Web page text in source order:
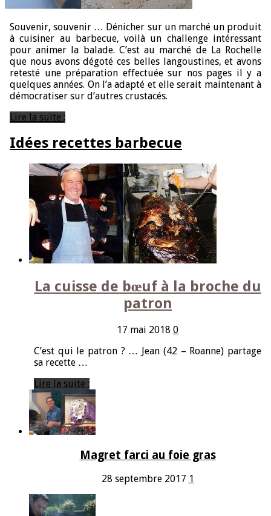
Souvenir, souvenir … Dénicher sur un marché un produit
à cuisiner au barbecue, voilà un challenge intéressant
pour animer la balade. C’est au marché de La Rochelle
que nous avons dégoté ces belles langoustines, et avons
retesté une préparation effectuée sur nos pages il y a
quelques années. On l’a adapté et elle serait maintenant à
démocratiser sur d’autres crustacés.
Lire la suite ;
Idées recettes barbecue
La cuisse de bœuf à la broche du
patron
17 mai 2018 0
C’est qui le patron ? … Jean (42 – Roanne) partage
sa recette …
Lire la suite ;
Magret farci au foie gras
28 septembre 2017 1